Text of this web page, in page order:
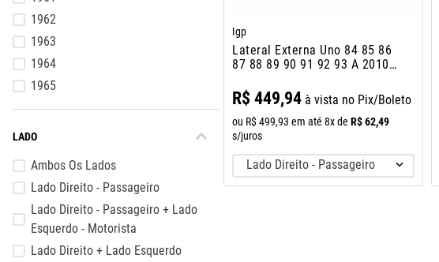
1962
1963
1964
1965
1966
1967
LADO
Ambos Os Lados
Lado Direito - Passageiro
Lado Direito - Passageiro + Lado
Esquerdo - Motorista
Lado Direito + Lado Esquerdo
Igp
Lateral Externa Uno 84 85 86
87 88 89 90 91 92 93 A 2010
R$ 449,94 à vista no Pix/Boleto
ou R$ 499,93 em até 8x de R$ 62,49
s/juros
Lado Direito - Passageiro